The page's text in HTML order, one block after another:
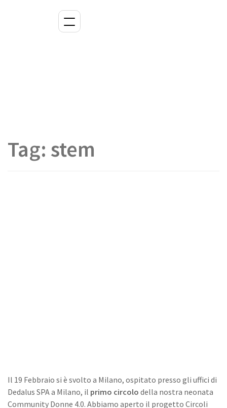
Tag: stem
Il 19 Febbraio si è svolto a Milano, ospitato presso gli uffici di
Dedalus SPA a Milano, il primo circolo della nostra neonata
Community Donne 4.0. Abbiamo aperto il progetto Circoli